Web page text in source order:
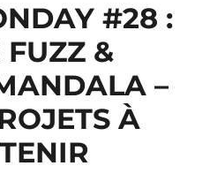
#28 :
FUZZ &
–
À